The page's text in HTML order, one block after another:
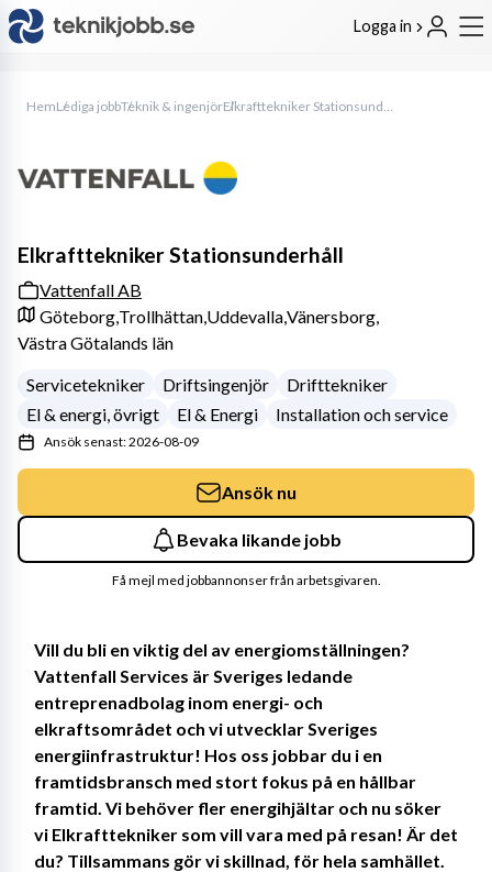
Logga in
HemLediga jobbTeknik & ingenjör Elkrafttekniker Stationsunderhåll
Vill du bli en viktig del av energiomställningen?
Vattenfall Services är Sveriges ledande
entreprenadbolag inom energi- och
elkraftsområdet och vi utvecklar Sveriges
energiinfrastruktur! Hos oss jobbar du i en
framtidsbransch med stort fokus på en hållbar
framtid. Vi behöver fler energihjältar och nu söker
vi Elkrafttekniker som vill vara med på resan! Är det
du? Tillsammans gör vi skillnad, för hela samhället.
Elkrafttekniker Stationsunderhåll
Vattenfall AB
Göteborg,Trollhättan,Uddevalla,Vänersborg,
Västra Götalands län
Servicetekniker
Driftsingenjör
Drifttekniker
El & energi, övrigt
El & Energi Installation och service
Ansök senast: 2026-08-09
Ansök nu
Bevaka likande jobb
Få mejl med jobbannonser från arbetsgivaren.